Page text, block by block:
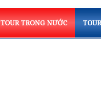
TOUR TRONG NƯỚC